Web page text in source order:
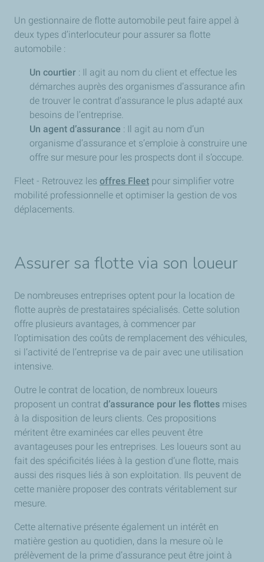
garanties adaptées.
Un gestionnaire de flotte automobile peut faire appel à
deux types d’interlocuteur pour assurer sa flotte
automobile :
Un courtier : Il agit au nom du client et effectue les
démarches auprès des organismes d’assurance afin
de trouver le contrat d’assurance le plus adapté aux
besoins de l’entreprise.
Un agent d’assurance : Il agit au nom d’un
organisme d’assurance et s’emploie à construire une
offre sur mesure pour les prospects dont il s’occupe.
Fleet - Retrouvez les offres Fleet pour simplifier votre
mobilité professionnelle et optimiser la gestion de vos
déplacements.
Assurer sa flotte via son loueur
De nombreuses entreprises optent pour la location de
flotte auprès de prestataires spécialisés. Cette solution
offre plusieurs avantages, à commencer par
l’optimisation des coûts de remplacement des véhicules,
si l’activité de l’entreprise va de pair avec une utilisation
intensive.
Outre le contrat de location, de nombreux loueurs
proposent un contrat d’assurance pour les flottes mises
à la disposition de leurs clients. Ces propositions
méritent être examinées car elles peuvent être
avantageuses pour les entreprises. Les loueurs sont au
fait des spécificités liées à la gestion d’une flotte, mais
aussi des risques liés à son exploitation. Ils peuvent de
cette manière proposer des contrats véritablement sur
mesure.
Cette alternative présente également un intérêt en
matière gestion au quotidien, dans la mesure où le
prélèvement de la prime d’assurance peut être joint à